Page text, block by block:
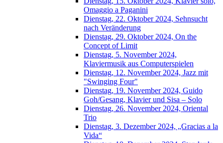
Omaggio a Paganini
Dienstag, 22. Oktober 2024, Sehnsucht
nach Veränderung
Dienstag, 29. Oktober 2024, On the
Concept of Limit
Dienstag, 5. November 2024,
Klaviermusik aus Computerspielen
Dienstag, 12. November 2024, Jazz mit
"Swinging Four"
Dienstag, 19. November 2024, Guido
Goh/Gesang, Klavier und Sisa – Solo
Dienstag, 26. November 2024, Oriental
Trio
Dienstag, 3. Dezember 2024, „Gracias a la
Vida“